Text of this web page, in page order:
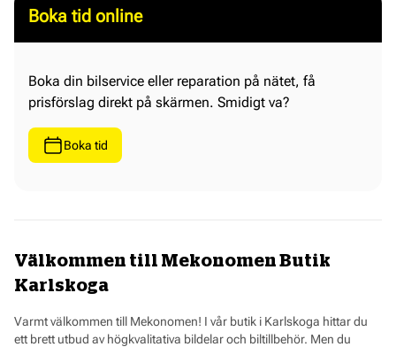
Boka tid online
Boka din bilservice eller reparation på nätet, få
prisförslag direkt på skärmen. Smidigt va?
Boka tid
Välkommen till Mekonomen Butik
Karlskoga
Varmt välkommen till Mekonomen! I vår butik i Karlskoga hittar du
ett brett utbud av högkvalitativa bildelar och biltillbehör. Men du